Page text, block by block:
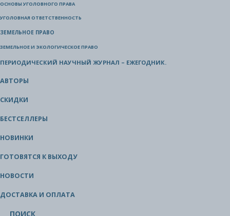
ОСНОВЫ УГОЛОВНОГО ПРАВА
УГОЛОВНАЯ ОТВЕТСТВЕННОСТЬ
ЗЕМЕЛЬНОЕ ПРАВО
ЗЕМЕЛЬНОЕ И ЭКОЛОГИЧЕСКОЕ ПРАВО
ПЕРИОДИЧЕСКИЙ НАУЧНЫЙ ЖУРНАЛ – ЕЖЕГОДНИК.
АВТОРЫ
СКИДКИ
БЕСТСЕЛЛЕРЫ
НОВИНКИ
ГОТОВЯТСЯ К ВЫХОДУ
НОВОСТИ
ДОСТАВКА И ОПЛАТА
ПОИСК